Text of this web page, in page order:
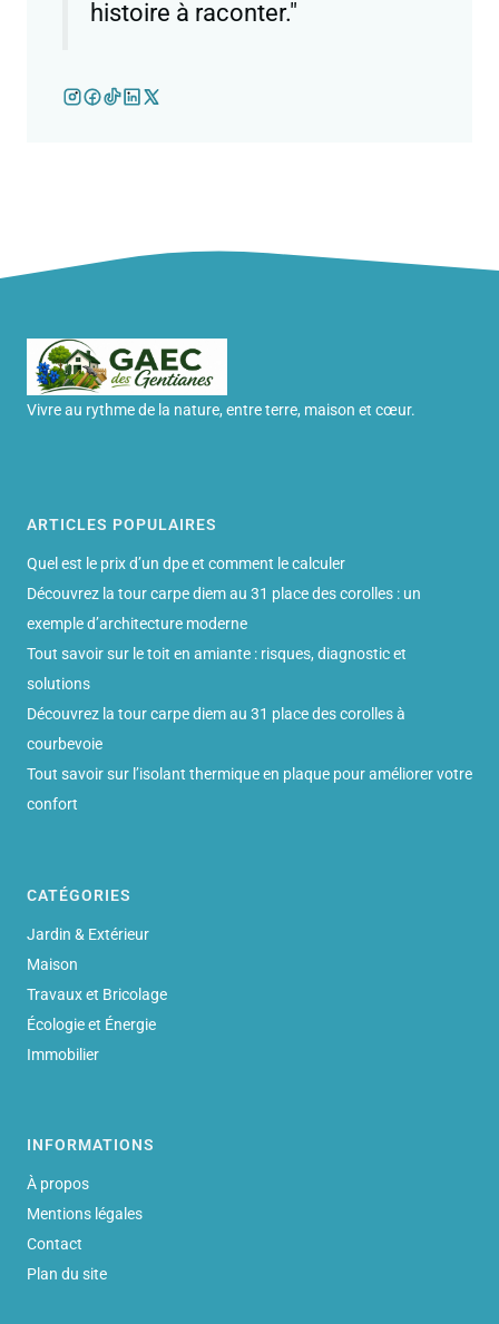
histoire à raconter."
Vivre au rythme de la nature, entre terre, maison et cœur.
ARTICLES POPULAIRES
Quel est le prix d’un dpe et comment le calculer
Découvrez la tour carpe diem au 31 place des corolles : un
exemple d’architecture moderne
Tout savoir sur le toit en amiante : risques, diagnostic et
solutions
Découvrez la tour carpe diem au 31 place des corolles à
courbevoie
Tout savoir sur l’isolant thermique en plaque pour améliorer votre
confort
CATÉGORIES
Jardin & Extérieur
Maison
Travaux et Bricolage
Écologie et Énergie
Immobilier
INFORMATIONS
À propos
Mentions légales
Contact
Plan du site